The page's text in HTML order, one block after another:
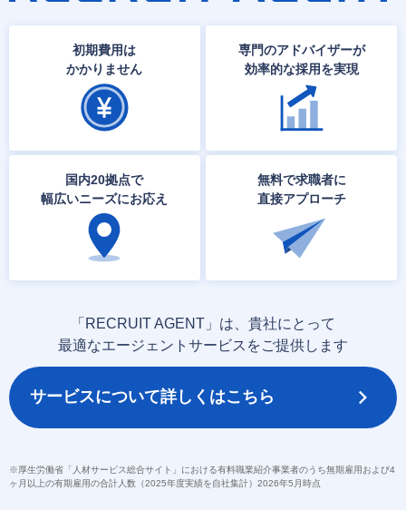
初期費用は
かかりません
専門のアドバイザーが
効率的な採用を実現
国内20拠点で
幅広いニーズにお応え
無料で求職者に
直接アプローチ
「RECRUIT AGENT」は、貴社にとって
最適なエージェントサービスをご提供します
サービスについて詳しくはこちら
※厚生労働省「人材サービス総合サイト」における有料職業紹介事業者のうち無期雇用および4
ヶ月以上の有期雇用の合計人数（2025年度実績を自社集計）2026年5月時点